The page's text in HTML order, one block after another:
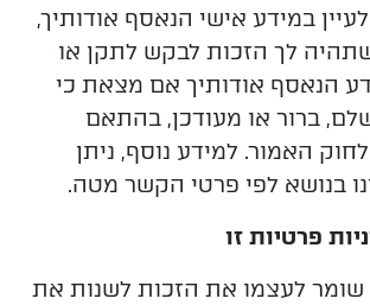
במידע אישי הנאסף אודותיך,
שתהיה לך הזכות לבקש לתקן או
הנאסף אודותיך אם מצאת כי
שלם, ברור או מעודכן, בהתאם
לסעיף 14 לחוק האמור. למידע נוסף, ניתן
בנושא לפי פרטי הקשר מטה.
פרטיות זו
שומר לעצמו את הזכות לשנות את